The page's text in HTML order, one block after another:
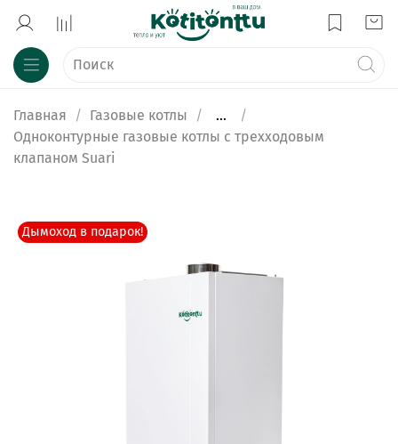
Главная Газовые котлы
...
Одноконтурные газовые котлы с трехходовым
клапаном Suari
Дымоход в подарок!